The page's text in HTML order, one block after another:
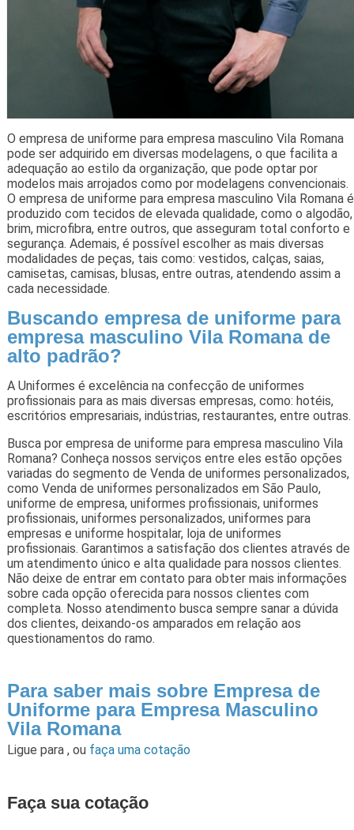
O empresa de uniforme para empresa masculino Vila Romana
pode ser adquirido em diversas modelagens, o que facilita a
adequação ao estilo da organização, que pode optar por
modelos mais arrojados como por modelagens convencionais.
O empresa de uniforme para empresa masculino Vila Romana é
produzido com tecidos de elevada qualidade, como o algodão,
brim, microfibra, entre outros, que asseguram total conforto e
segurança. Ademais, é possível escolher as mais diversas
modalidades de peças, tais como: vestidos, calças, saias,
camisetas, camisas, blusas, entre outras, atendendo assim a
cada necessidade.
Buscando empresa de uniforme para
empresa masculino Vila Romana de
alto padrão?
A Uniformes é excelência na confecção de uniformes
profissionais para as mais diversas empresas, como: hotéis,
escritórios empresariais, indústrias, restaurantes, entre outras.
Busca por empresa de uniforme para empresa masculino Vila
Romana? Conheça nossos serviços entre eles estão opções
variadas do segmento de Venda de uniformes personalizados,
como Venda de uniformes personalizados em São Paulo,
uniforme de empresa, uniformes profissionais, uniformes
profissionais, uniformes personalizados, uniformes para
empresas e uniforme hospitalar, loja de uniformes
profissionais. Garantimos a satisfação dos clientes através de
um atendimento único e alta qualidade para nossos clientes.
Não deixe de entrar em contato para obter mais informações
sobre cada opção oferecida para nossos clientes com
completa. Nosso atendimento busca sempre sanar a dúvida
dos clientes, deixando-os amparados em relação aos
questionamentos do ramo.
Para saber mais sobre Empresa de
Uniforme para Empresa Masculino
Vila Romana
Ligue para , ou faça uma cotação
Faça sua cotação